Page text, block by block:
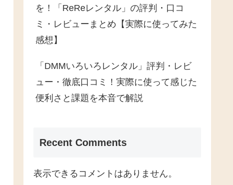
を！「ReReレンタル」の評判・口コ
ミ・レビューまとめ【実際に使ってみた
感想】
「DMMいろいろレンタル」評判・レビ
ュー・徹底口コミ！実際に使って感じた
便利さと課題を本音で解説
Recent Comments
表示できるコメントはありません。